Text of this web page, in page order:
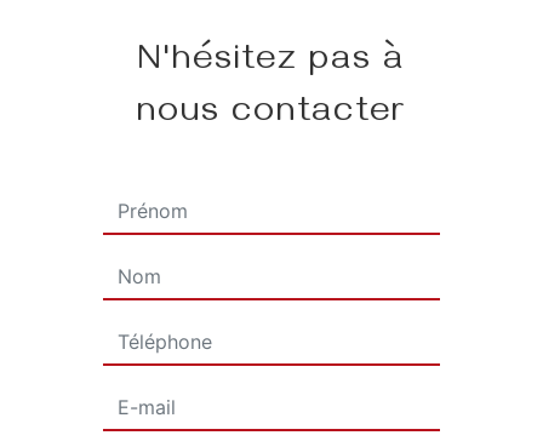
N'hésitez pas à
nous contacter